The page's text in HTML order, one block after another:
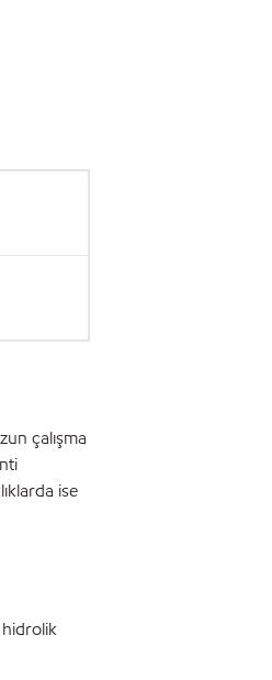
çalışma
ise
hidrolik